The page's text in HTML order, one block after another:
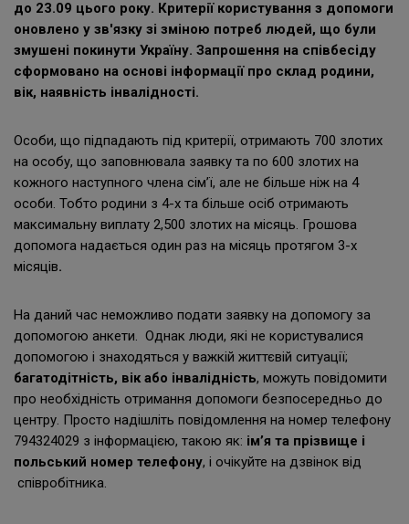
Фінансова програма діє протягом 3 місяців і триватиме
до 23.09 цього року. Критерії користування з допомоги
оновлено у зв'язку зі зміною потреб людей, що були
змушені покинути Україну. Запрошення на співбесіду
вік, наявність інвалідності.
Особи, що підпадають під критерії, отримають 700 злотих
на особу, що заповнювала заявку та по 600 злотих на
кожного наступного члена сім’ї, але не більше ніж на 4
особи. Тобто родини з 4-х та більше осіб отримають
максимальну виплату 2,500 злотих на місяць. Грошова
місяців.
На даний час неможливо подати заявку на допомогу за
допомогою анкети. Однак люди, які не користувалися
допомогою і знаходяться у важкій життєвій ситуації;
багатодітність , вік або інваліднiсть, можуть повідомити
про необхідність отримання допомоги безпосередньо до
центру. Просто надішліть повідомлення на номер телефону
794324029 з інформацією, такою як: